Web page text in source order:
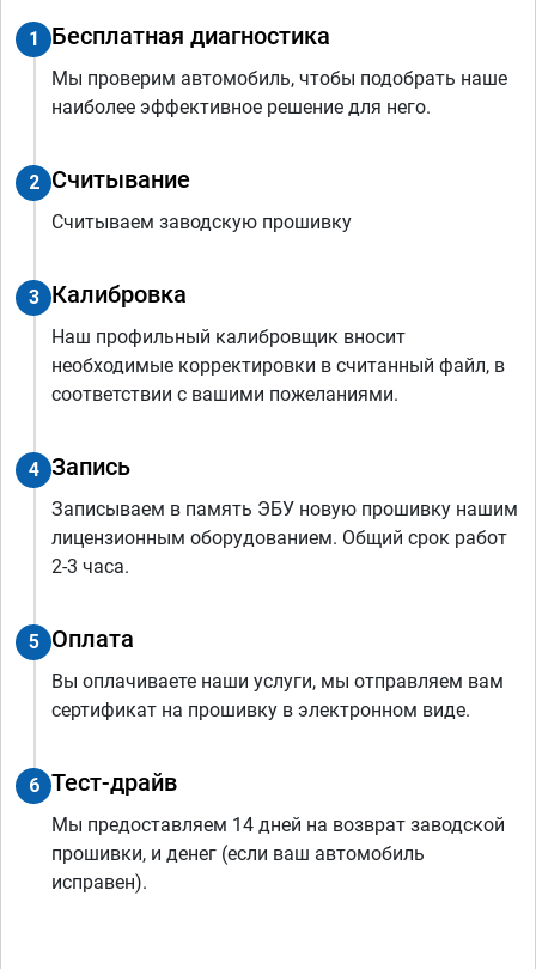
1 Бесплатная диагностика
Мы проверим автомобиль, чтобы подобрать наше
наиболее эффективное решение для него.
2 Считывание
Считываем заводскую прошивку
3 Калибровка
Наш профильный калибровщик вносит
необходимые корректировки в считанный файл, в
соответствии с вашими пожеланиями.
4 Запись
Записываем в память ЭБУ новую прошивку нашим
лицензионным оборудованием. Общий срок работ
2-3 часа.
5 Оплата
Вы оплачиваете наши услуги, мы отправляем вам
сертификат на прошивку в электронном виде.
6 Тест-драйв
Мы предоставляем 14 дней на возврат заводской
прошивки, и денег (если ваш автомобиль
исправен).